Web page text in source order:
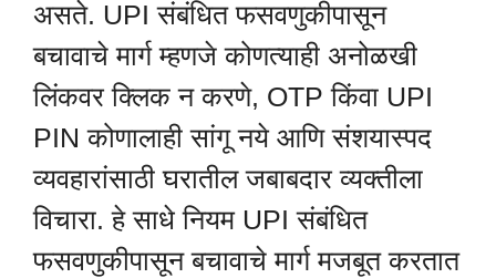
असते. UPI संबंधित फसवणुकीपासून
बचावाचे मार्ग म्हणजे कोणत्याही अनोळखी
लिंकवर क्लिक न करणे, OTP किंवा UPI
PIN कोणालाही सांगू नये आणि संशयास्पद
व्यवहारांसाठी घरातील जबाबदार व्यक्तीला
विचारा. हे साधे नियम UPI संबंधित
फसवणुकीपासून बचावाचे मार्ग मजबूत करतात